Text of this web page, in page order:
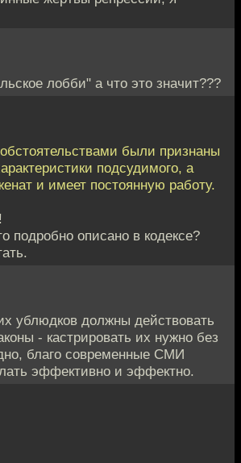
лобби" а что это значит???
были признаны
подсудимого, а
и имеет постоянную работу.
подробно описано в кодексе?
ублюдков должны действовать
- кастрировать их нужно без
благо современные СМИ
эффективно и эффектно.